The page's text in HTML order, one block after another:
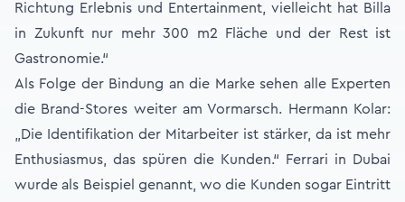
Richtung Erlebnis und Entertainment, vielleicht hat Billa
in Zukunft nur mehr 300 m2 Fläche und der Rest ist
Gastronomie.“
Als Folge der Bindung an die Marke sehen alle Experten
die Brand-Stores weiter am Vormarsch. Hermann Kolar:
„Die Identifikation der Mitarbeiter ist stärker, da ist mehr
Enthusiasmus, das spüren die Kunden.“ Ferrari in Dubai
wurde als Beispiel genannt, wo die Kunden sogar Eintritt